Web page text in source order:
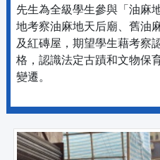
先生為全級學生參與「油麻
地考察油麻地天后廟、舊油
及紅磚屋，期望學生藉考察
格，認識法定古蹟和文物保
變遷。